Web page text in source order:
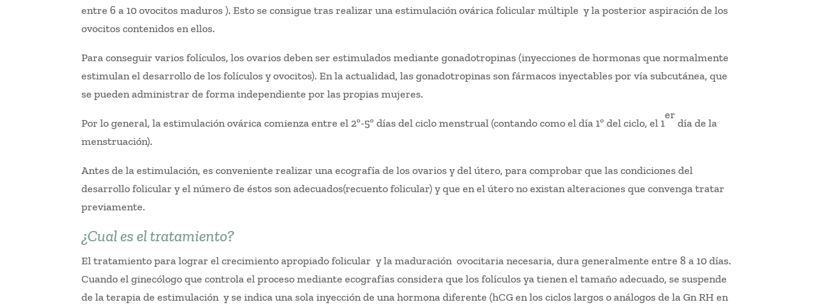
entre 6 a 10 ovocitos maduros ). Esto se consigue tras realizar una estimulación ovárica folicular múltiple y la posterior aspiración de los
ovocitos contenidos en ellos.
Para conseguir varios folículos, los ovarios deben ser estimulados mediante gonadotropinas (inyecciones de hormonas que normalmente
estimulan el desarrollo de los folículos y ovocitos). En la actualidad, las gonadotropinas son fármacos inyectables por vía subcutánea, que
se pueden administrar de forma independiente por las propias mujeres.
Por lo general, la estimulación ovárica comienza entre el 2º-5º días del ciclo menstrual (contando como el día 1º del ciclo, el 1
er
día de la
menstruación).
Antes de la estimulación, es conveniente realizar una ecografía de los ovarios y del útero, para comprobar que las condiciones del
desarrollo folicular y el número de éstos son adecuados(recuento folicular) y que en el útero no existan alteraciones que convenga tratar
previamente.
¿Cual es el tratamiento?
El tratamiento para lograr el crecimiento apropiado folicular y la maduración ovocitaria necesaria, dura generalmente entre 8 a 10 días.
Cuando el ginecólogo que controla el proceso mediante ecografías considera que los folículos ya tienen el tamaño adecuado, se suspende
de la terapia de estimulación y se indica una sola inyección de una hormona diferente (hCG en los ciclos largos o análogos de la Gn RH en